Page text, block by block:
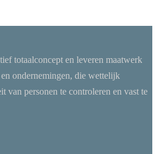
totaalconcept en leveren maatwerk
ondernemingen, die wettelijk
van personen te controleren en vast te